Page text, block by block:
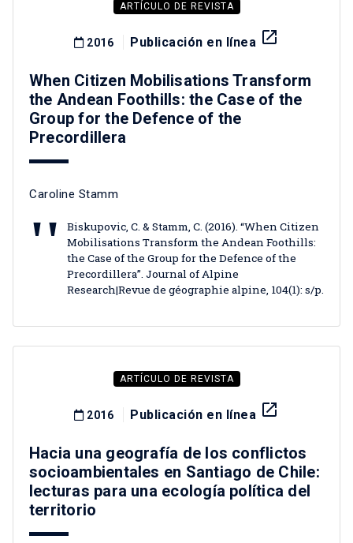
ARTÍCULO DE REVISTA
2016 Publicación en línea launch
When Citizen Mobilisations Transform
the Andean Foothills: the Case of the
Group for the Defence of the
Precordillera
Caroline Stamm
Biskupovic, C. & Stamm, C. (2016). “When Citizen
Mobilisations Transform the Andean Foothills:
the Case of the Group for the Defence of the
Precordillera”. Journal of Alpine
Research|Revue de géographie alpine, 104(1): s/p.
ARTÍCULO DE REVISTA
2016 Publicación en línea launch
Hacia una geografía de los conflictos
socioambientales en Santiago de Chile:
lecturas para una ecología política del
territorio